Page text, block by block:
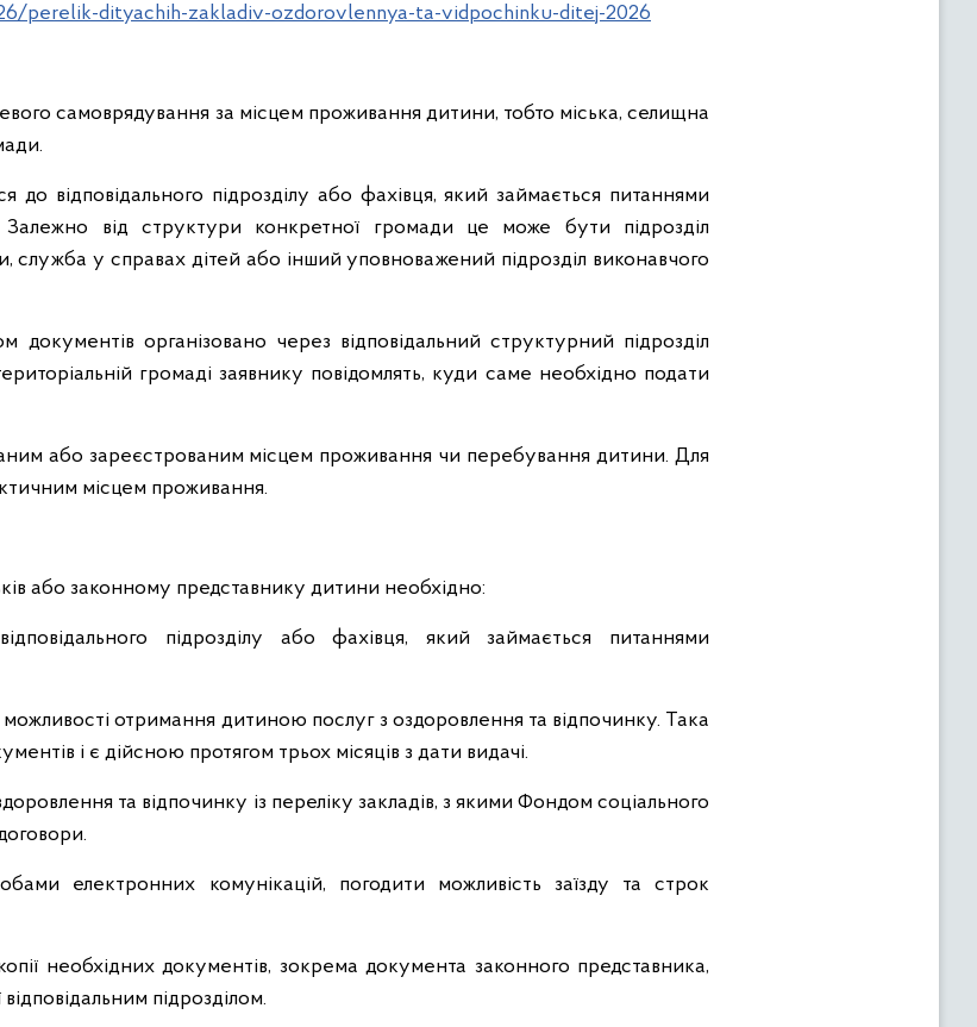
perelik-dityachih-zakladiv-ozdorovlennya-ta-vidpochinku-ditej-2026
самоврядування за місцем проживання дитини, тобто міська, селищна
до відповідального підрозділу або фахівця, який займається питаннями
Залежно від структури конкретної громади це може бути підрозділ
служба у справах дітей або інший уповноважений підрозділ виконавчого
організовано через відповідальний структурний підрозділ
громаді заявнику повідомлять, куди саме необхідно подати
або зареєстрованим місцем проживання чи перебування дитини. Для
місцем проживання.
або законному представнику дитини необхідно:
підрозділу або фахівця, який займається питаннями
отримання дитиною послуг з оздоровлення та відпочинку. Така
і є дійсною протягом трьох місяців з дати видачі.
та відпочинку із переліку закладів, з якими Фондом соціального
електронних комунікацій, погодити можливість заїзду та строк
необхідних документів, зокрема документа законного представника,
підрозділом.